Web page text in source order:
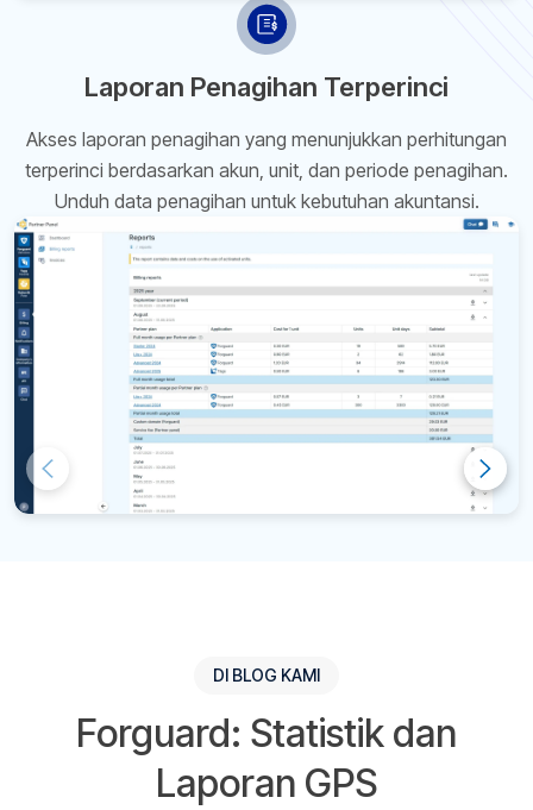
Laporan Penagihan Terperinci
Akses laporan penagihan yang menunjukkan perhitungan
terperinci berdasarkan akun, unit, dan periode penagihan.
Unduh data penagihan untuk kebutuhan akuntansi.
DI BLOG KAMI
Forguard: Statistik dan
Laporan GPS